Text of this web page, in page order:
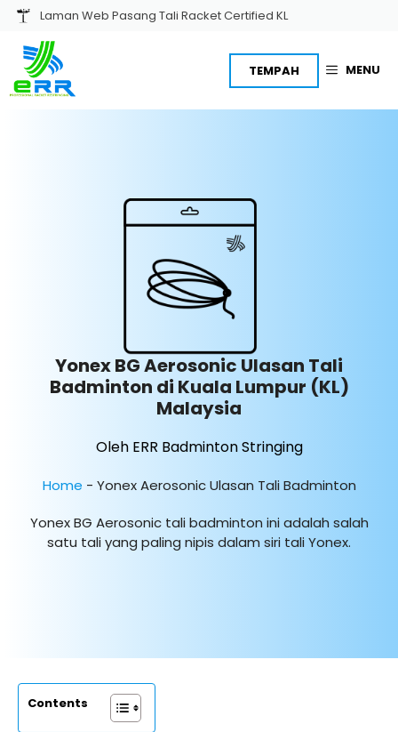
Skip
content
Laman Web Pasang Tali Racket Certified KL
MENU
TEMPAH
Yonex BG Aerosonic Ulasan Tali
Badminton di Kuala Lumpur (KL)
Malaysia
Oleh ERR Badminton Stringing
Home - Yonex Aerosonic Ulasan Tali Badminton
Yonex BG Aerosonic tali badminton ini adalah salah
satu tali yang paling nipis dalam siri tali Yonex.
Contents